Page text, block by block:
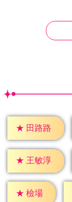
★ 田路路
★ 王敏淳
★ 檢場